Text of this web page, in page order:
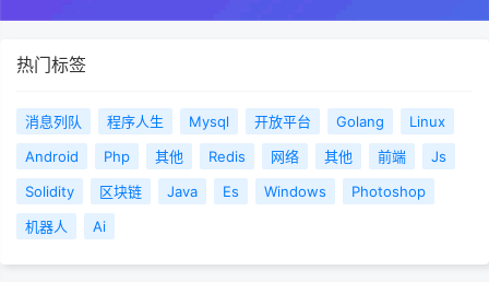
热门标签
消息列队 程序人生 Mysql 开放平台 Golang
Linux
Android
Php 其他 Redis 网络 其他 前端
Js
Solidity
区块链 Java Es Windows
Photoshop
机器人
Ai